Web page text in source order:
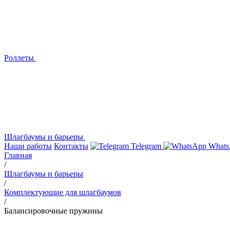
Роллеты
Шлагбаумы и барьеры
Наши работы Контакты Telegram
Главная
/
Шлагбаумы и барьеры
/
Комплектующие для шлагбаумов
/
Балансировочные пружины